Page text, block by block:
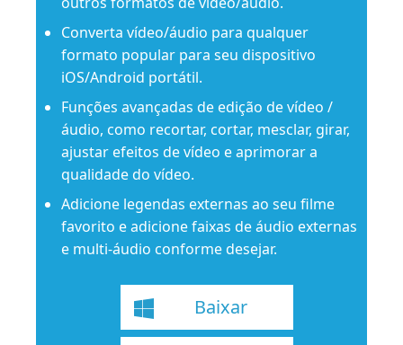
Converta vídeo/áudio para qualquer
formato popular para seu dispositivo
iOS/Android portátil.
Funções avançadas de edição de vídeo /
áudio, como recortar, cortar, mesclar, girar,
ajustar efeitos de vídeo e aprimorar a
qualidade do vídeo.
Adicione legendas externas ao seu filme
favorito e adicione faixas de áudio externas
e multi-áudio conforme desejar.
Baixar